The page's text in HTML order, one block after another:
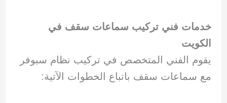
خدمات فني تركيب سماعات سقف في
الكويت
يقوم الفني المتخصص في تركيب نظام سبوفر
مع سماعات سقف باتباع الخطوات الآتية: